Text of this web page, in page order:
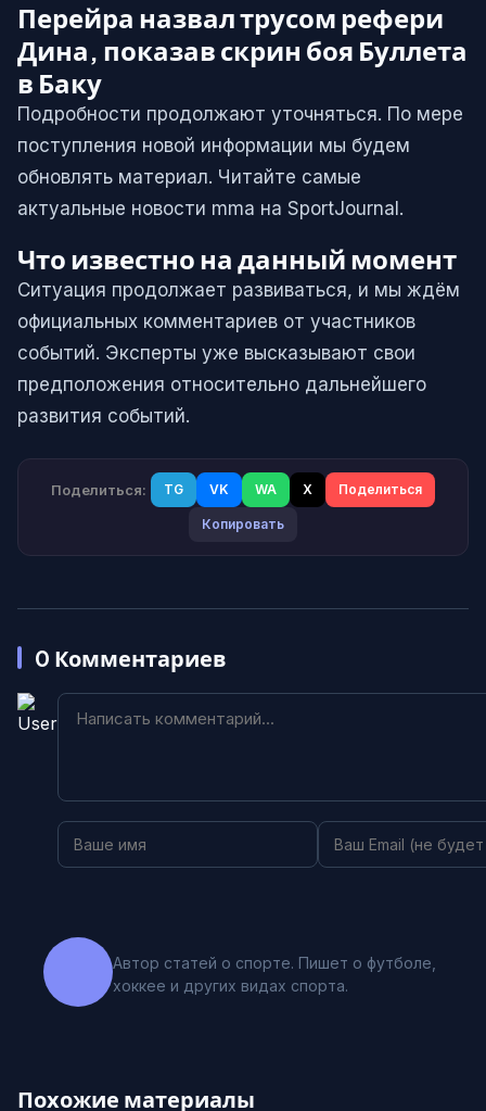
Перейра назвал трусом рефери
Дина, показав скрин боя Буллета
в Баку
Подробности продолжают уточняться. По мере
поступления новой информации мы будем
обновлять материал. Читайте самые
актуальные новости mma на SportJournal.
Что известно на данный момент
Ситуация продолжает развиваться, и мы ждём
официальных комментариев от участников
событий. Эксперты уже высказывают свои
предположения относительно дальнейшего
развития событий.
Поделиться: TG VK WA X Поделиться
Копировать
0 Комментариев
Автор статей о спорте. Пишет о футболе,
хоккее и других видах спорта.
Похожие материалы